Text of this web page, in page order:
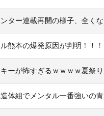
ンター連載再開の様子、全く
熊本の爆発原因が判明！！！
キーが怖すぎるｗｗｗｗ夏
造体組でメンタル一番強いの